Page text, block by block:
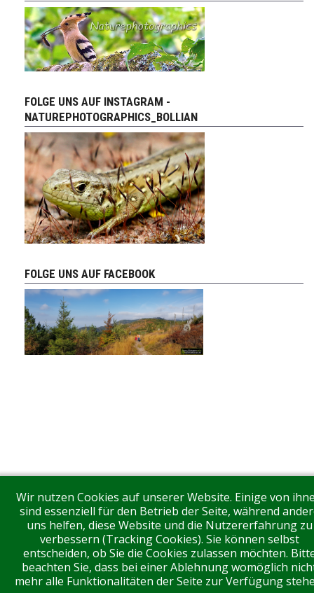
FOLGE UNS AUF INSTAGRAM -
NATUREPHOTOGRAPHICS_BOLLIAN
FOLGE UNS AUF FACEBOOK
Wir nutzen Cookies auf unserer Website. Einige von
sind essenziell für den Betrieb der Seite, während
uns helfen, diese Website und die Nutzererfahrung zu
verbessern (Tracking Cookies). Sie können selbst
entscheiden, ob Sie die Cookies zulassen möchten.
beachten Sie, dass bei einer Ablehnung womöglich
mehr alle Funktionalitäten der Seite zur Verfügung